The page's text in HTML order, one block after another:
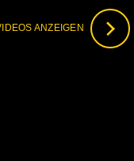
ANZEIGEN